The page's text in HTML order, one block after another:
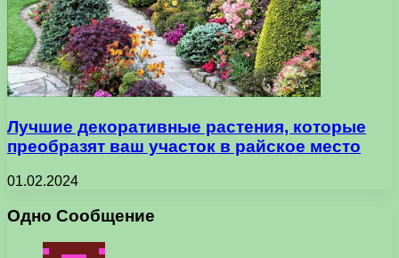
Лучшие декоративные растения, которые
преобразят ваш участок в райское место
01.02.2024
Одно Сообщение